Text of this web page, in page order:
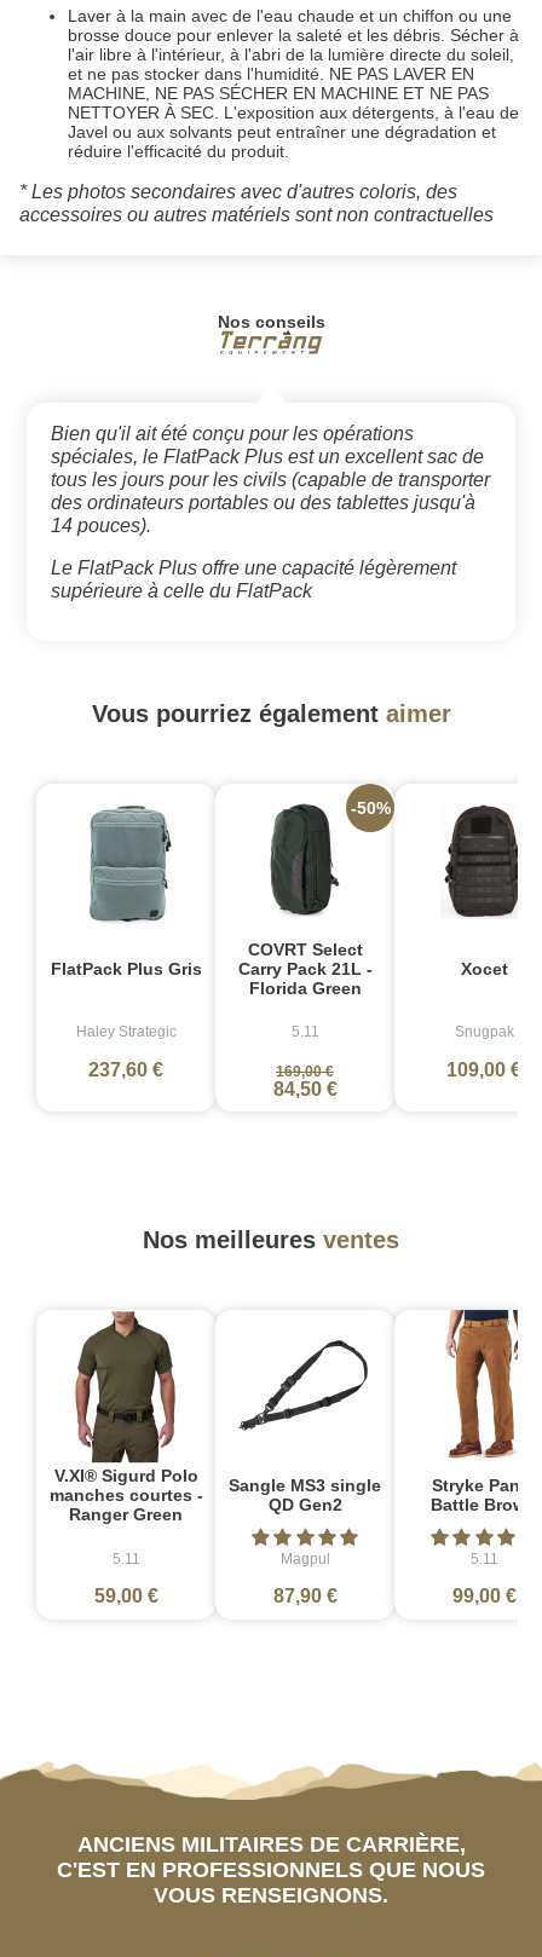
Laver à la main avec de l'eau chaude et un chiffon ou une
brosse douce pour enlever la saleté et les débris. Sécher à
l'air libre à l'intérieur, à l'abri de la lumière directe du soleil,
et ne pas stocker dans l'humidité. NE PAS LAVER EN
MACHINE, NE PAS SÉCHER EN MACHINE ET NE PAS
NETTOYER À SEC. L'exposition aux détergents, à l'eau de
Javel ou aux solvants peut entraîner une dégradation et
réduire l'efficacité du produit.
* Les photos secondaires avec d'autres coloris, des
accessoires ou autres matériels sont non contractuelles
Nos conseils
Bien qu'il ait été conçu pour les opérations
spéciales, le FlatPack Plus est un excellent sac de
tous les jours pour les civils (capable de transporter
des ordinateurs portables ou des tablettes jusqu'à
14 pouces).
Le FlatPack Plus offre une capacité légèrement
supérieure à celle du FlatPack
Vous pourriez également aimer
FlatPack Plus Gris
Haley Strategic
237,60 €
COVRT Select
Carry Pack 21L -
Florida Green
5.11
169,00 €
84,50 €
-50%
Xocet
Snugpak
109,00 €
Nos meilleures ventes
V.XI® Sigurd Polo
manches courtes -
Ranger Green
5.11
59,00 €
Sangle MS3 single
QD Gen2
Magpul
87,90 €
Stryke Pant -
Battle Brown
5.11
99,00 €
ANCIENS MILITAIRES DE CARRIÈRE,
C'EST EN PROFESSIONNELS QUE NOUS
VOUS RENSEIGNONS.